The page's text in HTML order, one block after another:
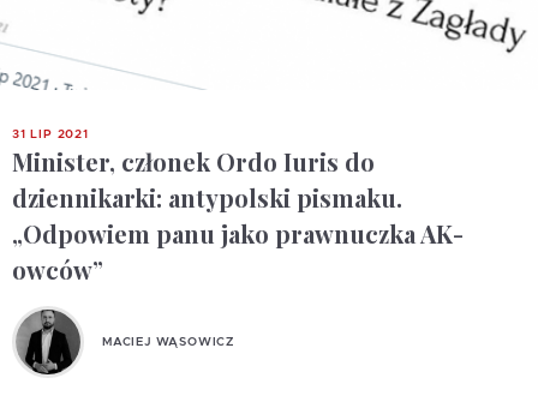
31 LIP 2021
Minister, członek Ordo Iuris do
dziennikarki: antypolski pismaku.
„Odpowiem panu jako prawnuczka AK-
owców”
MACIEJ WĄSOWICZ